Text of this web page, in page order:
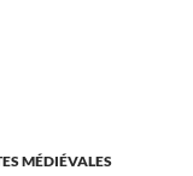
MÉDIÉVALES